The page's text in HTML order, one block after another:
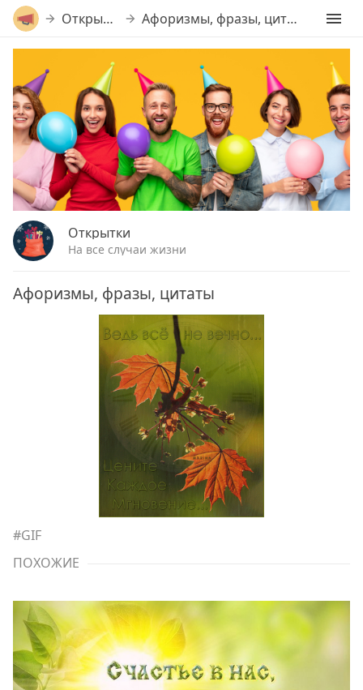
Открытки Афоризмы, фразы, цитаты
Открытки
На все случаи жизни
Афоризмы, фразы, цитаты
#GIF
ПОХОЖИЕ